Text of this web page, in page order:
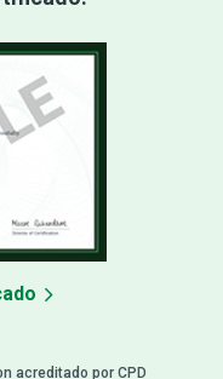
acreditado por CPD